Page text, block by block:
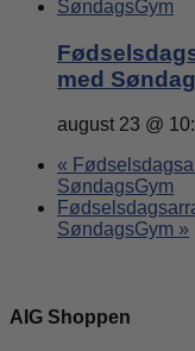
med
august 23 @
«
SøndagsGym
SøndagsGym »
AIG Shoppen